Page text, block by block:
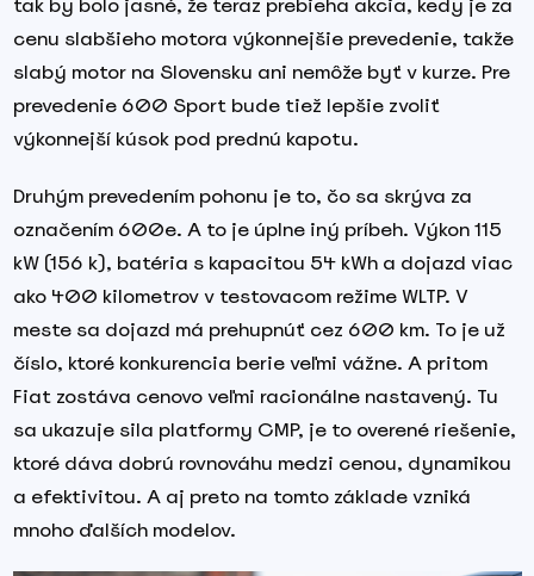
tak by bolo jasné, že teraz prebieha akcia, kedy je za
cenu slabšieho motora výkonnejšie prevedenie, takže
slabý motor na Slovensku ani nemôže byť v kurze. Pre
prevedenie 600 Sport bude tiež lepšie zvoliť
výkonnejší kúsok pod prednú kapotu.
Druhým prevedením pohonu je to, čo sa skrýva za
označením 600e. A to je úplne iný príbeh. Výkon 115
kW (156 k), batéria s kapacitou 54 kWh a dojazd viac
ako 400 kilometrov v testovacom režime WLTP. V
meste sa dojazd má prehupnúť cez 600 km. To je už
číslo, ktoré konkurencia berie veľmi vážne. A pritom
Fiat zostáva cenovo veľmi racionálne nastavený. Tu
sa ukazuje sila platformy CMP, je to overené riešenie,
ktoré dáva dobrú rovnováhu medzi cenou, dynamikou
a efektivitou. A aj preto na tomto základe vzniká
mnoho ďalších modelov.